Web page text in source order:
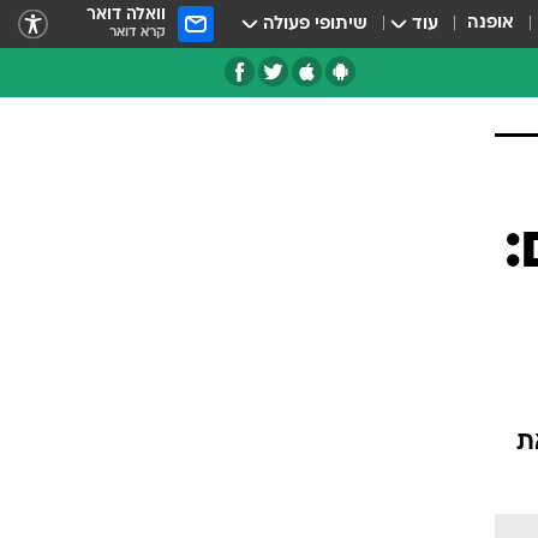
אופנה עוד שיתופי פעולה וואלה דואר
קרא דואר